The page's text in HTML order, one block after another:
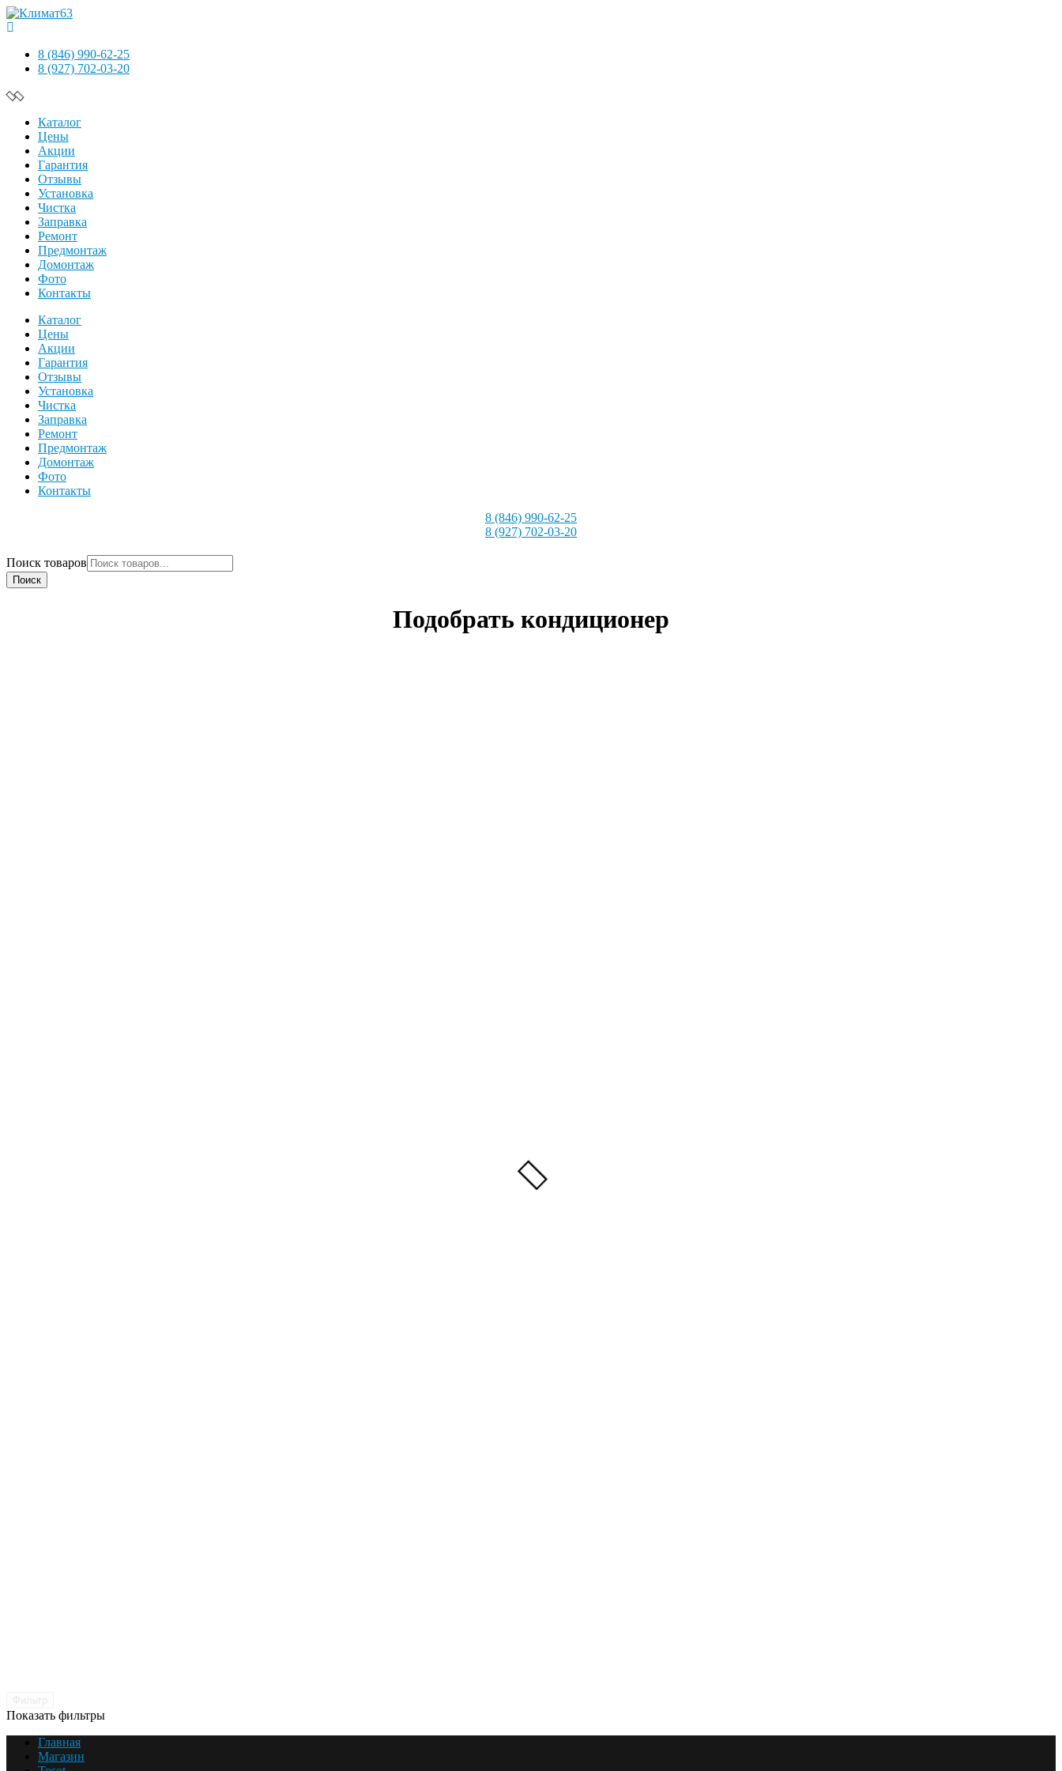
8 (846) 990-62-25
8 (927) 702-03-20
Каталог
Цены
Акции
Гарантия
Отзывы
Установка
Чистка
Заправка
Ремонт
Предмонтаж
Домонтаж
Фото
Контакты
Каталог
Цены
Акции
Гарантия
Отзывы
Установка
Чистка
Заправка
Ремонт
Предмонтаж
Домонтаж
Фото
Контакты
8 (846) 990-62-25
8 (927) 702-03-20
Поиск товаров
Поиск
Подобрать кондиционер
Показать фильтры
Главная
Магазин